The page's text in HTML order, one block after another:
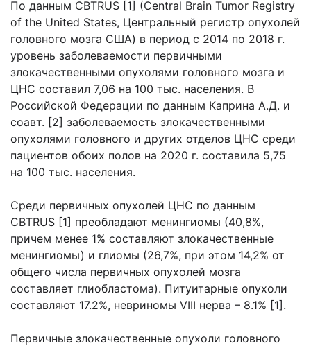
По данным CBTRUS [1] (Central Brain Tumor Registry
of the United States, Центральный регистр опухолей
головного мозга США) в период с 2014 по 2018 г.
уровень заболеваемости первичными
злокачественными опухолями головного мозга и
ЦНС составил 7,06 на 100 тыс. населения. В
Российской Федерации по данным Каприна А.Д. и
соавт. [2] заболеваемость злокачественными
опухолями головного и других отделов ЦНС среди
пациентов обоих полов на 2020 г. составила 5,75
на 100 тыс. населения.
Среди первичных опухолей ЦНС по данным
CBTRUS [1] преобладают менингиомы (40,8%,
причем менее 1% составляют злокачественные
менингиомы) и глиомы (26,7%, при этом 14,2% от
общего числа первичных опухолей мозга
составляет глиобластома). Питуитарные опухоли
составляют 17.2%, невриномы VIII нерва – 8.1% [1].
Первичные злокачественные опухоли головного